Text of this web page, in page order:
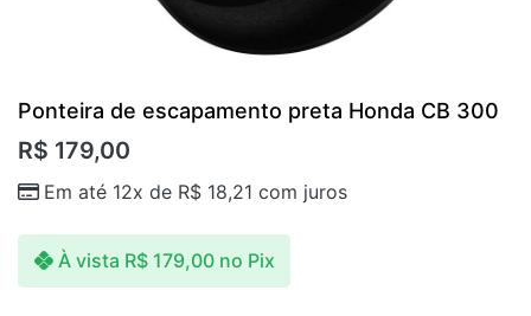
Ponteira de escapamento preta Honda CB 300
R$ 179,00
Em até 12x de R$ 18,21 com juros
À vista R$179,00 no Pix